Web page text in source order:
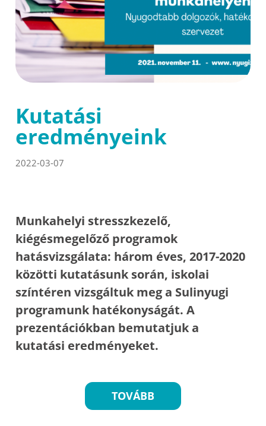
Kutatási
eredményeink
2022-03-07
Munkahelyi stresszkezelő,
kiégésmegelőző programok
hatásvizsgálata: három éves, 2017-2020
közötti kutatásunk során, iskolai
színtéren vizsgáltuk meg a Sulinyugi
programunk hatékonyságát. A
prezentációkban bemutatjuk a
kutatási eredményeket.
TOVÁBB